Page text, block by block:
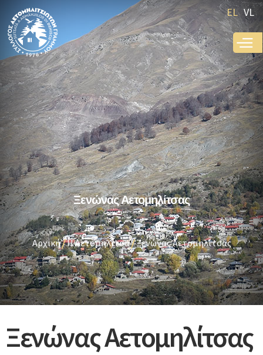
Παράκαμψη
προς το
κυρίως
περιεχόμενο
EL VL
Αρχική Η Αετομηλίτσα Ξενώνας Αετομηλίτσας
Ξενώνας Αετομηλίτσας
Ξενώνας Αετομηλίτσας